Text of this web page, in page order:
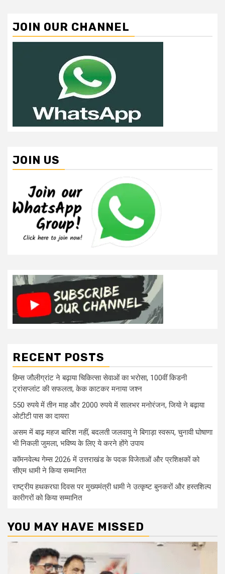
JOIN OUR CHANNEL
JOIN US
RECENT POSTS
हिम्स जौलीग्रांट ने बढ़ाया चिकित्सा सेवाओं का भरोसा, 100वीं किडनी
ट्रांसप्लांट की सफलता, केक काटकर मनाया जश्न
550 रुपये में तीन माह और 2000 रुपये में सालभर मनोरंजन, जियो ने बढ़ाया
ओटीटी पास का दायरा
असम में बाढ़ महज बारिश नहीं, बदलती जलवायु ने बिगाड़ा स्वरूप, चुनावी घोषाणा
भी निकली जुमला, भविष्य के लिए ये करने होंगे उपाय
कॉमनवेल्थ गेम्स 2026 में उत्तराखंड के पदक विजेताओं और प्रशिक्षकों को
सीएम धामी ने किया सम्मानित
राष्ट्रीय हथकरघा दिवस पर मुख्यमंत्री धामी ने उत्कृष्ट बुनकरों और हस्तशिल्प
कारीगरों को किया सम्मानित
YOU MAY HAVE MISSED